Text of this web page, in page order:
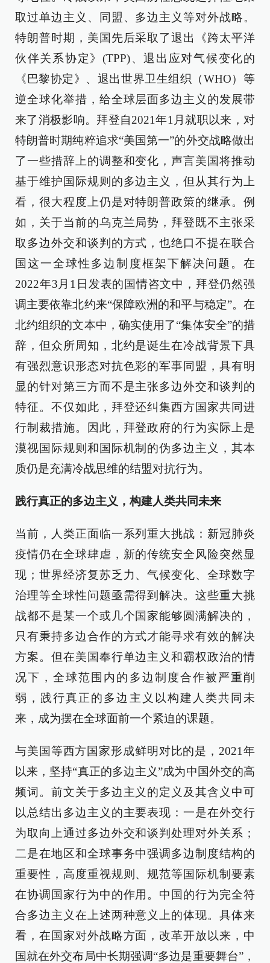
取过单边主义、同盟、多边主义等对外战略。
特朗普时期，美国先后采取了退出《跨太平洋
伙伴关系协定》(TPP)、退出应对气候变化的
《巴黎协定》、退出世界卫生组织（WHO）等
逆全球化举措，给全球层面多边主义的发展带
来了消极影响。拜登自2021年1月就职以来，对
特朗普时期纯粹追求“美国第一”的外交战略做出
了一些措辞上的调整和变化，声言美国将推动
基于维护国际规则的多边主义，但从其行为上
看，很大程度上仍是对特朗普政策的继承。例
如，关于当前的乌克兰局势，拜登既不主张采
取多边外交和谈判的方式，也绝口不提在联合
国这一全球性多边制度框架下解决问题。在
2022年3月1日发表的国情咨文中，拜登仍然强
调主要依靠北约来“保障欧洲的和平与稳定”。在
北约组织的文本中，确实使用了“集体安全”的措
辞，但众所周知，北约是诞生在冷战背景下具
有强烈意识形态对抗色彩的军事同盟，具有明
显的针对第三方而不是主张多边外交和谈判的
特征。不仅如此，拜登还纠集西方国家共同进
行制裁措施。因此，拜登政府的行为实际上是
漠视国际规则和国际机制的伪多边主义，其本
质仍是充满冷战思维的结盟对抗行为。
践行真正的多边主义，构建人类共同未来
当前，人类正面临一系列重大挑战：新冠肺炎
疫情仍在全球肆虐，新的传统安全风险突然显
现；世界经济复苏乏力、气候变化、全球数字
治理等全球性问题亟需得到解决。这些重大挑
战都不是某一个或几个国家能够圆满解决的，
只有秉持多边合作的方式才能寻求有效的解决
方案。但在美国奉行单边主义和霸权政治的情
况下，全球范围内的多边制度合作被严重削
弱，践行真正的多边主义以构建人类共同未
来，成为摆在全球面前一个紧迫的课题。
与美国等西方国家形成鲜明对比的是，2021年
以来，坚持“真正的多边主义”成为中国外交的高
频词。前文关于多边主义的定义及其含义中可
以总结出多边主义的主要表现：一是在外交行
为取向上通过多边外交和谈判处理对外关系；
二是在地区和全球事务中强调多边制度结构的
重要性，高度重视规则、规范等国际机制要素
在协调国家行为中的作用。中国的行为完全符
合多边主义在上述两种意义上的体现。具体来
看，在国家对外战略方面，改革开放以来，中
国就在外交布局中长期强调“多边是重要舞台”，